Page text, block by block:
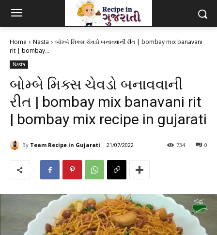
Home Nasta
બોમ્બે મિક્સ ચેવડો બનાવવાની રીત | bombay mix banavani
rit | bombay...
Nasta
બોમ્બે મિક્સ ચેવડો બનાવવાની
રીત | bombay mix banavani rit
| bombay mix recipe in gujarati
By Team Recipe in Gujarati 21/07/2022 0
734